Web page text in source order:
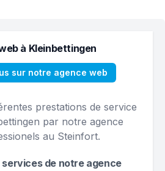
à Kleinbettingen
sur notre agence web
prestations de service
par notre agence
au Steinfort.
de notre agence